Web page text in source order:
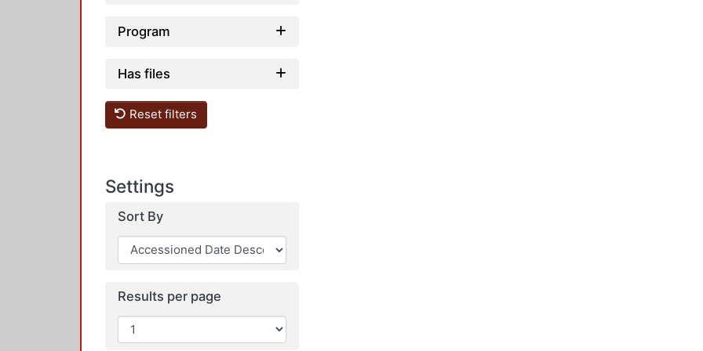
Program
Has files
Reset filters
Settings
Sort By
Results per page